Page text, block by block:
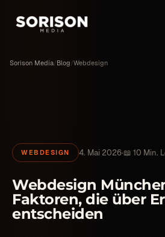
Sorison Media/Blog/Webdesign
WEBDESIGN 4. Mai 2026·📖 10 Min.
Webdesign
Faktoren, die über
entscheiden